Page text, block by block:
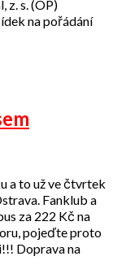
z. s. (OP)
na pořádání
a to už ve čtvrtek
Fanklub a
za 222 Kč na
pojeďte proto
Doprava na